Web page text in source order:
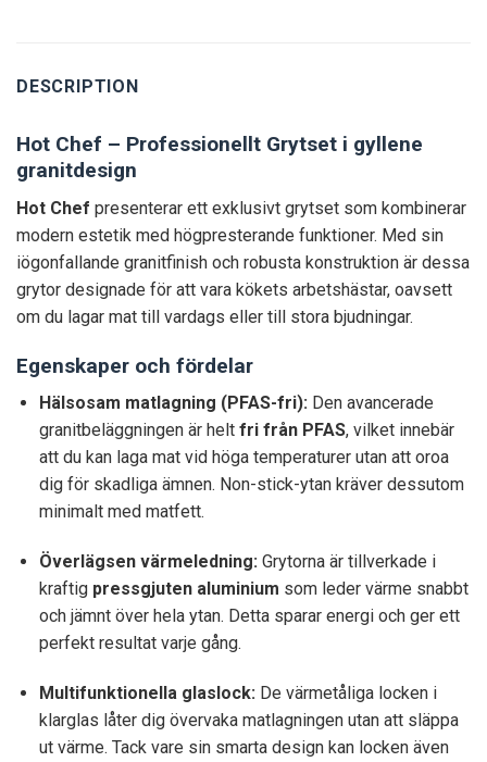
DESCRIPTION
Hot Chef – Professionellt Grytset i gyllene
granitdesign
Hot Chef presenterar ett exklusivt grytset som kombinerar
modern estetik med högpresterande funktioner. Med sin
iögonfallande granitfinish och robusta konstruktion är dessa
grytor designade för att vara kökets arbetshästar, oavsett
om du lagar mat till vardags eller till stora bjudningar.
Egenskaper och fördelar
Hälsosam matlagning (PFAS-fri):Den avancerade
granitbeläggningen är helt fri från PFAS, vilket innebär
att du kan laga mat vid höga temperaturer utan att oroa
dig för skadliga ämnen. Non-stick-ytan kräver dessutom
minimalt med matfett.
Överlägsen värmeledning:Grytorna är tillverkade i
kraftig pressgjuten aluminium som leder värme snabbt
och jämnt över hela ytan. Detta sparar energi och ger ett
perfekt resultat varje gång.
Multifunktionella glaslock: De värmetåliga locken i
klarglas låter dig övervaka matlagningen utan att släppa
ut värme. Tack vare sin smarta design kan locken även